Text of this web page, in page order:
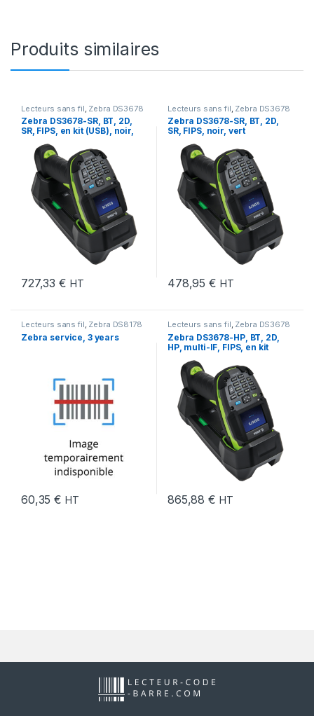
Produits similaires
Lecteurs sans fil Zebra DS3678
Zebra DS3678-SR, BT, 2D,
SR, FIPS, en kit (USB), noir,
727,33€ HT
Lecteurs sans fil Zebra DS3678
Zebra DS3678-SR, BT, 2D,
SR, FIPS, noir, vert
478,95€ HT
Lecteurs sans fil, Zebra DS8178
Zebra service, 3 years
60,35€ HT
Lecteurs sans fil, Zebra DS3678
Zebra DS3678-HP, BT, 2D,
HP, multi-IF, FIPS, en kit
865,88€ HT